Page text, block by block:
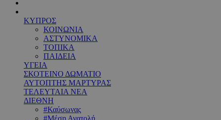
ΚΥΠΡΟΣ
ΚΟΙΝΩΝΙΑ
ΑΣΤΥΝΟΜΙΚΑ
ΤΟΠΙΚΑ
ΠΑΙΔΕΙΑ
ΥΓΕΙΑ
ΣΚΟΤΕΙΝΟ ΔΩΜΑΤΙΟ
ΑΥΤΟΠΤΗΣ ΜΑΡΤΥΡΑΣ
ΤΕΛΕΥΤΑΙΑ ΝΕΑ
ΔΙΕΘΝΗ
#Καύσωνας